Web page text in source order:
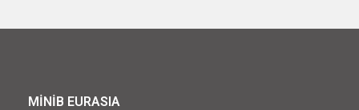
MİNİB EURASIA